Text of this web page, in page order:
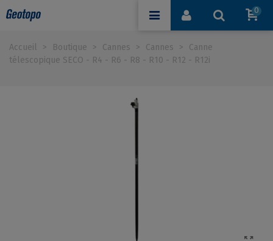
0
Accueil > Boutique > Cannes > Cannes >
Canne
télescopique SECO - R4 - R6 - R8 - R10 - R12 - R12i